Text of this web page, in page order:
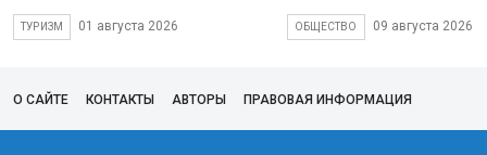
ТУРИЗМ 01 августа 2026 ОБЩЕСТВО 09 августа 2026
О САЙТЕ КОНТАКТЫ АВТОРЫ ПРАВОВАЯ ИНФОРМАЦИЯ